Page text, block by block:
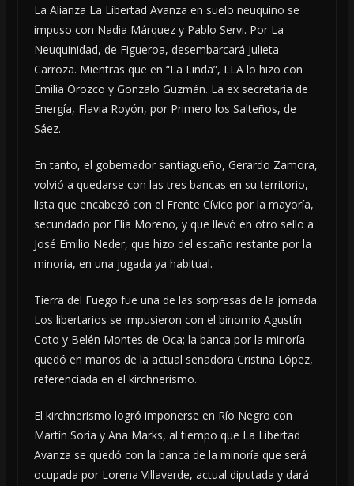
La Alianza La Libertad Avanza en suelo neuquino se
impuso con Nadia Márquez y Pablo Servi. Por La
Neuquinidad, de Figueroa, desembarcará Julieta
Carroza. Mientras que en “La Linda”, LLA lo hizo con
Emilia Orozco y Gonzalo Guzmán. La ex secretaria de
Energía, Flavia Royón, por Primero los Salteños, de
Sáez.
En tanto, el gobernador santiagueño, Gerardo Zamora,
volvió a quedarse con las tres bancas en su territorio,
lista que encabezó con el Frente Cívico por la mayoría,
secundado por Elia Moreno, y que llevó en otro sello a
José Emilio Neder, que hizo del escaño restante por la
minoría, en una jugada ya habitual.
Tierra del Fuego fue una de las sorpresas de la jornada.
Los libertarios se impusieron con el binomio Agustín
Coto y Belén Montes de Oca; la banca por la minoría
quedó en manos de la actual senadora Cristina López,
referenciada en el kirchnerismo.
El kirchnerismo logró imponerse en Río Negro con
Martín Soria y Ana Marks, al tiempo que La Libertad
Avanza se quedó con la banca de la minoría que será
ocupada por Lorena Villaverde, actual diputada y dará